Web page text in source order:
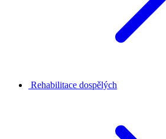
Rehabilitace dospělých